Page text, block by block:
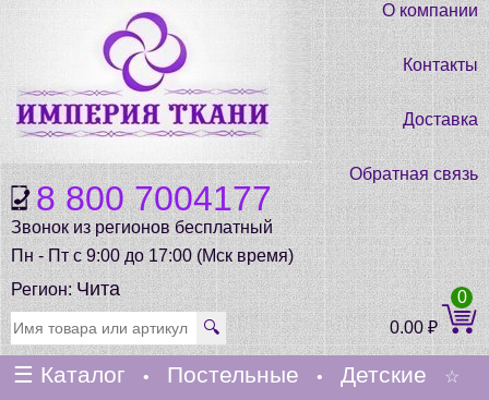
8 800 7004177
Звонок из регионов бесплатный
Пн - Пт с 9:00 до 17:00 (Мск время)
О компании
Контакты
Доставка
Обратная связь
Регион:Чита
🔍 0.00₽
0
☰ Каталог • Постельные • Детские ☆